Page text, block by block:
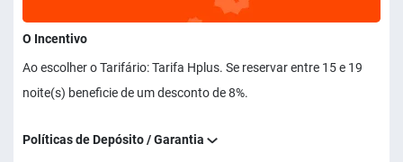
O Incentivo
Ao escolher o Tarifário: Tarifa Hplus. Se reservar entre 15 e 19
noite(s) beneficie de um desconto de 8%.
Políticas de Depósito / Garantia